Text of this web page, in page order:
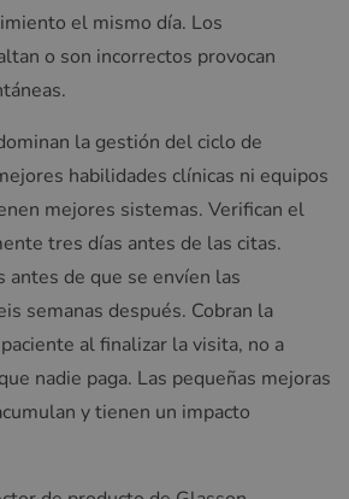
el mismo día. Los
o son incorrectos provocan
la gestión del ciclo de
habilidades clínicas ni equipos
mejores sistemas. Verifican el
tres días antes de las citas.
de que se envíen las
semanas después. Cobran la
al finalizar la visita, no a
nadie paga. Las pequeñas mejoras
y tienen un impacto